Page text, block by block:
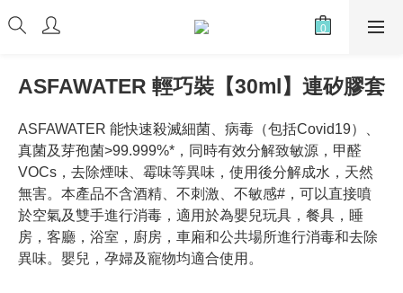
ASFAWATER 輕巧裝【30ml】連矽膠套
ASFAWATER 能快速殺滅細菌、病毒（包括Covid19）、
真菌及芽孢菌>99.999%*，同時有效分解致敏源，甲醛
VOCs，去除煙味、霉味等異味，使用後分解成水，天然
無害。本產品不含酒精、不刺激、不敏感#，可以直接噴
於空氣及雙手進行消毒，適用於為嬰兒玩具，餐具，睡
房，客廳，浴室，廚房，車廂和公共場所進行消毒和去除
異味。嬰兒，孕婦及寵物均適合使用。